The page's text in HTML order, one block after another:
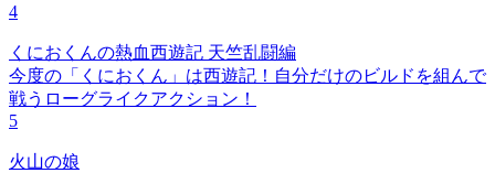
4
くにおくんの熱血西遊記 天竺乱闘編
今度の「くにおくん」は西遊記！自分だけのビルドを組んで
戦うローグライクアクション！
5
火山の娘